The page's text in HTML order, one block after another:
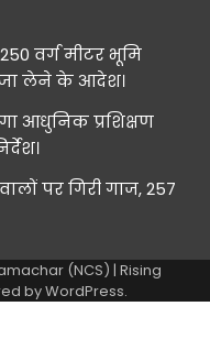
वर्ग मीटर भूमि
लेने के आदेश।
आधुनिक प्रशिक्षण
पर गिरी गाज, 257
(NCS) | Rising
byWordPress.